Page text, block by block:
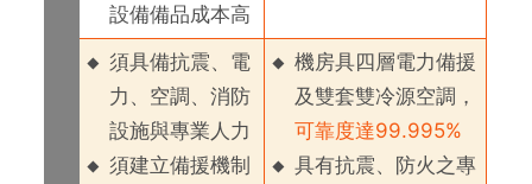
設備備品成本高
須具備抗震、電
力、空調、消防
設施與專業人力
須建立備援機制
機房具四層電力備援
及雙套雙冷源空調，
可靠度達99.995%
具有抗震、防火之專